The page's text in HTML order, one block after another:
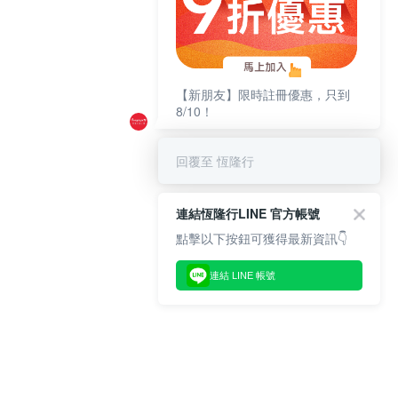
【新朋友】限時註冊優惠，只到
8/10！
回覆至 恆隆行
連結恆隆行LINE 官方帳號
點擊以下按鈕可獲得最新資訊👇
連結 LINE 帳號